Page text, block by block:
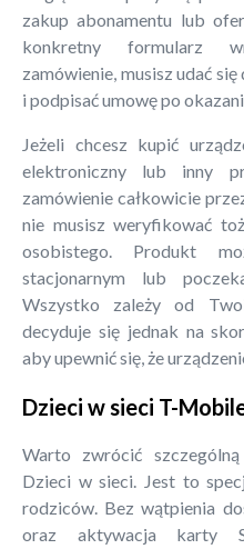
zakup abonamentu lub
konkretny formularz
zamówienie, musisz udać
i podpisać umowę po
Jeżeli chcesz kupić
elektroniczny lub inny
zamówienie całkowicie
nie musisz weryfikować
osobistego. Produkt
stacjonarnym lub
Wszystko zależy od
decyduje się jednak na
aby upewnić się, że
Dzieci w sieci T-
Warto zwrócić
Dzieci w sieci. Jest to
rodziców. Bez wątpienia
oraz aktywacja karty